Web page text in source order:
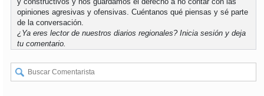
opiniones agresivas y ofensivas. Cuéntanos qué piensas y sé parte
de la conversación.
¿Ya eres lector de nuestros diarios regionales?Inicia sesión y deja
tu comentario.